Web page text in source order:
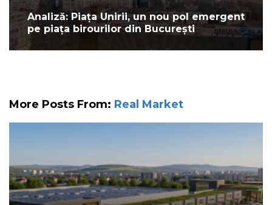
Analiză: Piața Unirii, un nou pol emergent
pe piața birourilor din București
More Posts From: Real Market